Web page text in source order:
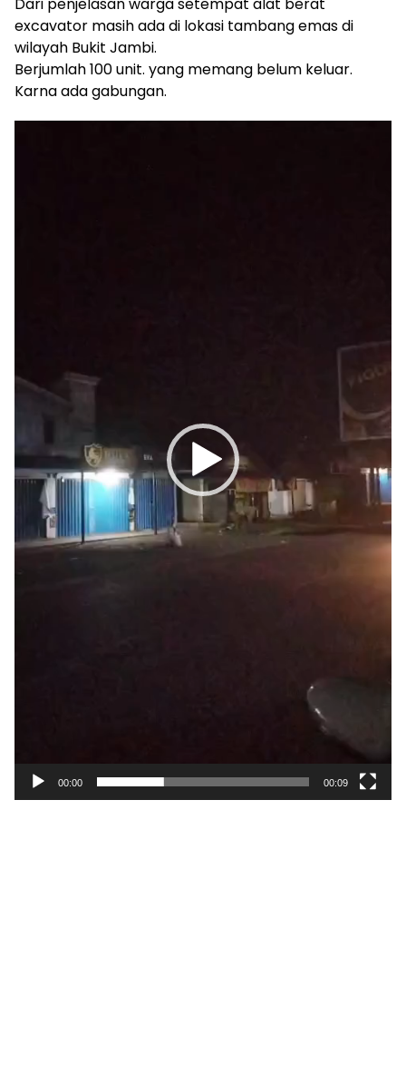
SARA,
narkoba
dan
berita
asusila
Cetak
excavator masih ada di lokasi tambang emas di
wilayah Bukit Jambi.
Berjumlah 100 unit. yang memang belum keluar.
Karna ada gabungan.
00:00 00:09